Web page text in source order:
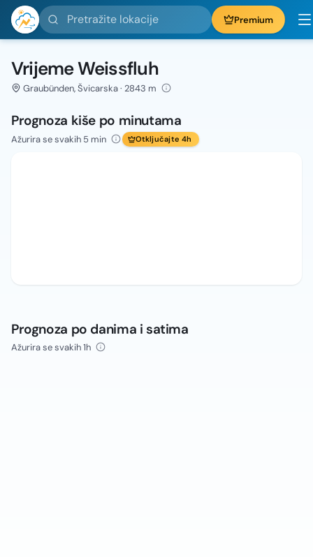
Pretražite lokacije Premium
Vrijeme Weissfluh
Graubünden, Švicarska · 2843 m
Prognoza kiše po minutama
Ažurira se svakih 5 min Otključajte 4h
Prognoza po danima i satima
Ažurira se svakih 1h